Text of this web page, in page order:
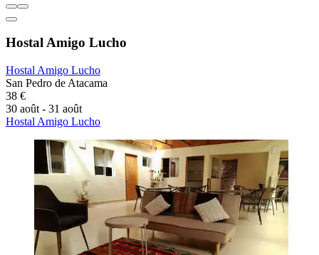
Hostal Amigo Lucho
Hostal Amigo Lucho
San Pedro de Atacama
38 €
30 août - 31 août
Hostal Amigo Lucho